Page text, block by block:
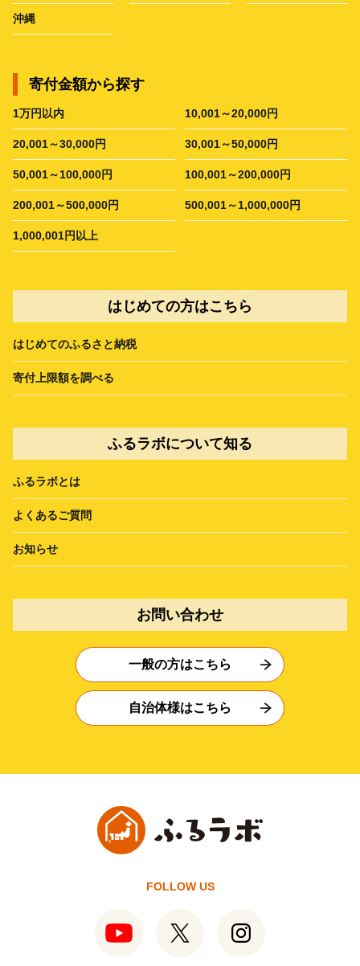
沖縄
寄付金額から探す
1万円以内 10,001～20,000円
20,001～30,000円 30,001～50,000円
50,001～100,000円 100,001～200,000円
200,001～500,000円 500,001～1,000,000円
1,000,001円以上
はじめての方はこちら
はじめてのふるさと納税
寄付上限額を調べる
ふるラボについて知る
ふるラボとは
よくあるご質問
お知らせ
お問い合わせ
一般の方はこちら
自治体様はこちら
FOLLOW US